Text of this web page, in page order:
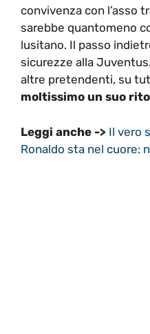
convivenza con l’asso
sarebbe quantomeno
lusitano. Il passo
sicurezze alla
altre pretendenti, su
moltissimo un suo
Leggi anche -> Il vero
Ronaldo sta nel cuore: